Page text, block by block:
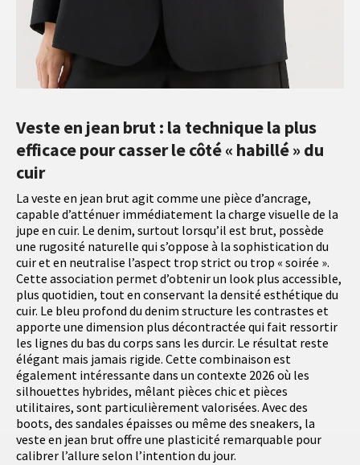
Veste en jean brut : la technique la plus
efficace pour casser le côté « habillé » du
cuir
La veste en jean brut agit comme une pièce d’ancrage,
capable d’atténuer immédiatement la charge visuelle de la
jupe en cuir. Le denim, surtout lorsqu’il est brut, possède
une rugosité naturelle qui s’oppose à la sophistication du
cuir et en neutralise l’aspect trop strict ou trop « soirée ».
Cette association permet d’obtenir un look plus accessible,
plus quotidien, tout en conservant la densité esthétique du
cuir. Le bleu profond du denim structure les contrastes et
apporte une dimension plus décontractée qui fait ressortir
les lignes du bas du corps sans les durcir. Le résultat reste
élégant mais jamais rigide. Cette combinaison est
également intéressante dans un contexte 2026 où les
silhouettes hybrides, mêlant pièces chic et pièces
utilitaires, sont particulièrement valorisées. Avec des
boots, des sandales épaisses ou même des sneakers, la
veste en jean brut offre une plasticité remarquable pour
calibrer l’allure selon l’intention du jour.